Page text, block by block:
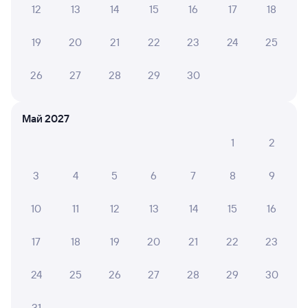
Выберите дату
Москва
13:05 14:23
2 д 1 ч 18 м в пути
от 5 ⁠307 ⁠₽ 5 ⁠612 ⁠₽
Выберите дату
12 13 14 15 16 17 18
19 20 21 22 23 24 25
26 27 28 29 30
Май 2027
1
2
3 4 5 6 7 8 9
10 11 12 13 14 15 16
17 18 19 20 21 22 23
24 25 26 27 28 29 30